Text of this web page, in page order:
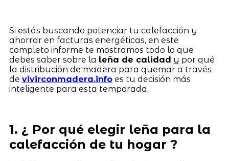
Si estás buscando potenciar tu calefacción y
ahorrar en facturas energéticas, en este
completo informe te mostramos todo lo que
debes saber sobre la leña de calidad y por qué
la distribución de madera para quemar a través
de vivirconmadera.infoes tu decisión más
inteligente para esta temporada.
1. ¿ Por qué elegir leña para la
calefacción de tu hogar ?